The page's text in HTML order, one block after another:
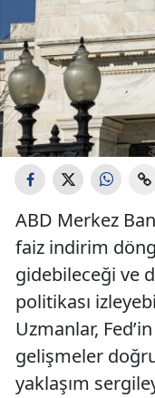
ABD Merkez
faiz indirim
gidebileceği ve
politikası
Uzmanlar,
gelişmeler
yaklaşım